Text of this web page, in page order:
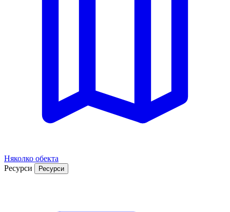
Няколко обекта
Ресурси
Ресурси